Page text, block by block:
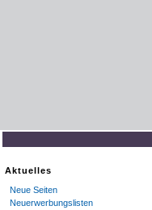
Aktuelles
Neue Seiten
Neuerwerbungslisten